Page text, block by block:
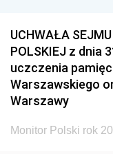
UCHWAŁA
POLSKIEJ z dnia
uczczenia
Warszawskiego
Warszawy
Monitor Polski rok